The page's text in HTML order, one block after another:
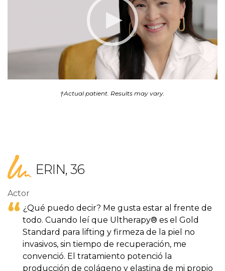
†Actual patient. Results may vary.
ERIN, 36
Actor
¿Qué puedo decir? Me gusta estar al frente de
todo. Cuando leí que Ultherapy® es el Gold
Standard para lifting y firmeza de la piel no
invasivos, sin tiempo de recuperación, me
convenció. El tratamiento potenció la
producción de colágeno y elastina de mi propio